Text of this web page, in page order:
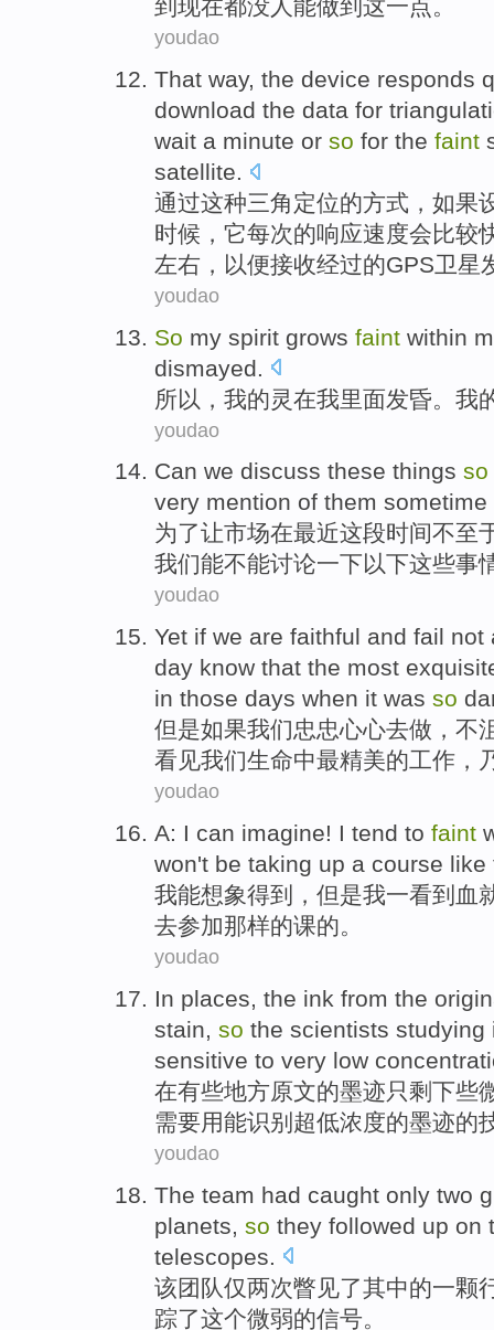
到 现在都没人 能做到 这一点。
youdao
That way, the device responds
download the data for
wait a minute or so for the faint
satellite.
通过这种三角定位的方式 ， 如果
时候 ， 它每次的响应速度会比较
左右， 以便接收经过的GPS卫星
youdao
So my spirit grows faint within
dismayed
所以， 我的灵在我里面发昏 。我
youdao
Can we discuss these things so
very mention of them sometime
为了让市场在最近这段时间不至
我们能不能讨论一下以下这些事
youdao
Yet if we are faithful and fail not
day know that the most
in those days when it was so
但是如果我们忠忠心心去做 ， 不
看见我们生命中最精美的工作 ，
youdao
A: I can imagine! I tend to faint
won't be taking up a course like
我能想象得到 ，但是我一看到 血
去参加那样的课的。
youdao
In places, the ink from the
stain, so the scientists studying
sensitive to very low
在有些地方原文的墨迹只剩下些
需要用能识别 超低浓度的墨迹的
youdao
The team had caught only two
planets so they followed up on
telescopes
该团队仅两次瞥见了其中的一颗
踪了这个微弱的信号。